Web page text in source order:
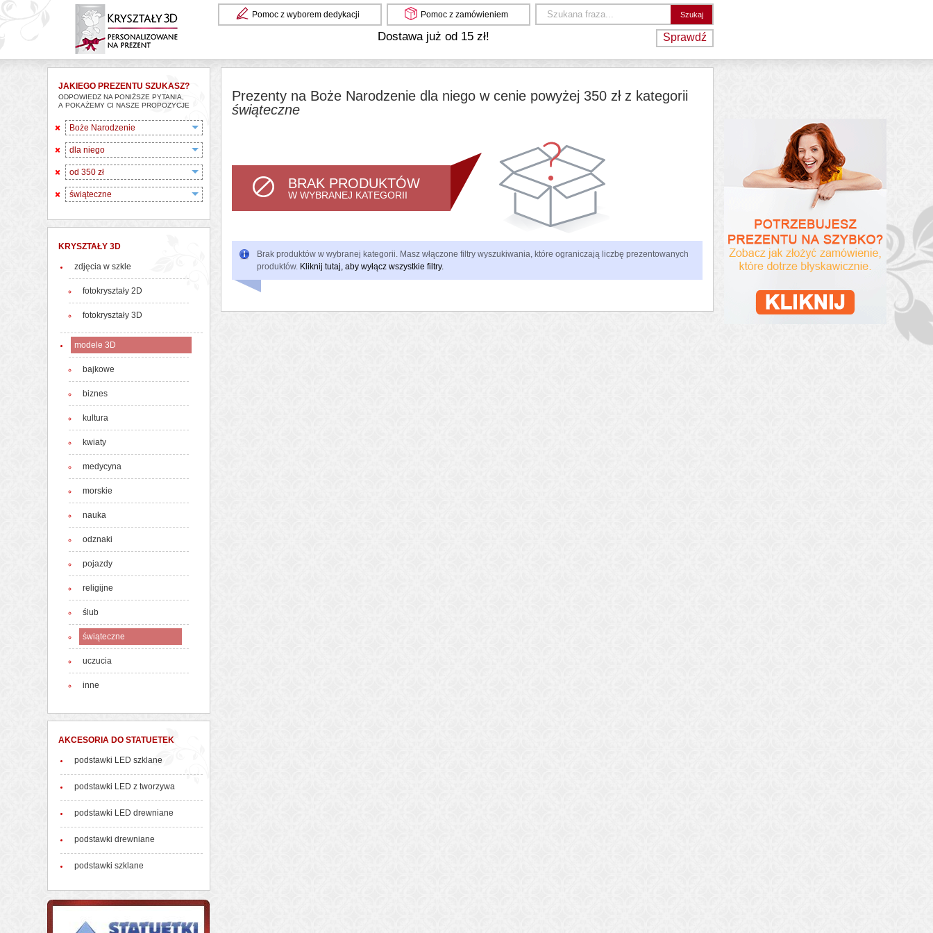
Pomoc z wyborem dedykacji Pomoc z zamówieniem
Dostawa już od 15 zł! Sprawdź
JAKIEGO PREZENTU SZUKASZ?
ODPOWIEDZ NA PONIŻSZE PYTANIA,
A POKAŻEMY CI NASZE PROPOZYCJE
Boże Narodzenie
dla niego
od 350 zł
świąteczne
KRYSZTAŁY 3D
zdjęcia w szkle
fotokryształy 2D
fotokryształy 3D
modele 3D
bajkowe
biznes
kultura
kwiaty
medycyna
morskie
nauka
odznaki
pojazdy
religijne
ślub
świąteczne
uczucia
inne
AKCESORIA DO STATUETEK
podstawki LED szklane
podstawki LED z tworzywa
podstawki LED drewniane
podstawki drewniane
podstawki szklane
Prezenty na Boże Narodzenie dla niego w cenie powyżej 350 zł z kategorii
świąteczne
BRAK PRODUKTÓW
W WYBRANEJ KATEGORII
Brak produktów w wybranej kategorii. Masz włączone filtry wyszukiwania, które ograniczają liczbę prezentowanych
produktów. Kliknij tutaj, aby wyłącz wszystkie filtry.